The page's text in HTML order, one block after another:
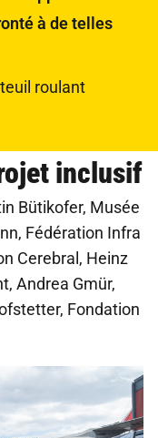
à de telles
roulant
inclusif
Bütikofer, Musée
Fédération Infra
Cerebral, Heinz
Andrea Gmür,
Fondation